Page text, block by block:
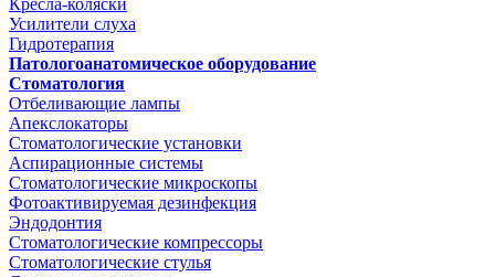
Кресла-коляски
Усилители слуха
Гидротерапия
Патологоанатомическое оборудование
Стоматология
Отбеливающие лампы
Апекслокаторы
Стоматологические установки
Аспирационные системы
Стоматологические микроскопы
Фотоактивируемая дезинфекция
Эндодонтия
Стоматологические компрессоры
Стоматологические стулья